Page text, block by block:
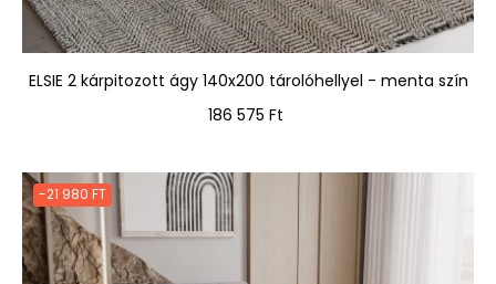
ELSIE 2 kárpitozott ágy 140x200 tárolóhellyel - menta szín
Ár
186 575 Ft
-21 980 FT